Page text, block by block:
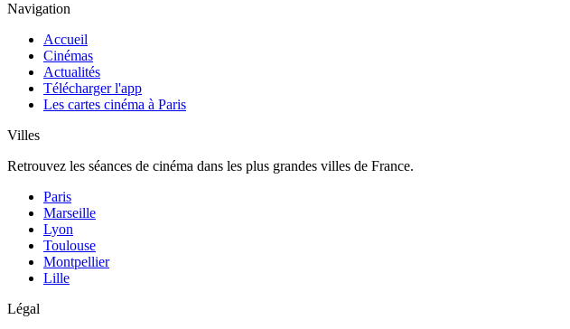
Navigation
Accueil
Cinémas
Actualités
Télécharger l'app
Les cartes cinéma à Paris
Villes
Retrouvez les séances de cinéma dans les plus grandes villes de France.
Paris
Marseille
Lyon
Toulouse
Montpellier
Lille
Légal